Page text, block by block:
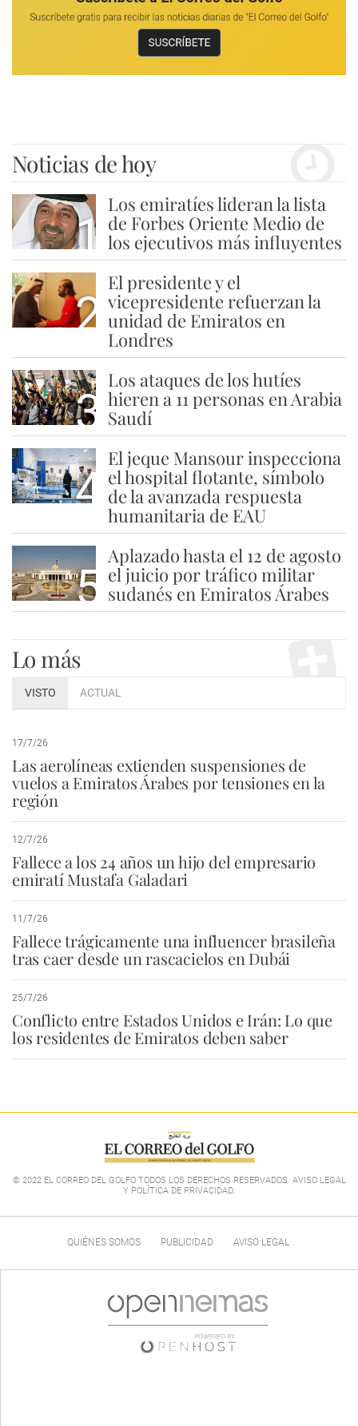
Noticias de hoy
1
Los emiratíes lideran la lista
de Forbes Oriente Medio de
los ejecutivos más influyentes
2
El presidente y el
vicepresidente refuerzan la
unidad de Emiratos en
Londres
3
Los ataques de los hutíes
hieren a 11 personas en Arabia
Saudí
4
El jeque Mansour inspecciona
el hospital flotante, símbolo
de la avanzada respuesta
humanitaria de EAU
5
Aplazado hasta el 12 de agosto
el juicio por tráfico militar
sudanés en Emiratos Árabes
Lo más
VISTO ACTUAL
17/7/26
Las aerolíneas extienden suspensiones de
vuelos a Emiratos Árabes por tensiones en la
región
12/7/26
Fallece a los 24 años un hijo del empresario
emiratí Mustafa Galadari
11/7/26
Fallece trágicamente una influencer brasileña
tras caer desde un rascacielos en Dubái
25/7/26
Conflicto entre Estados Unidos e Irán: Lo que
los residentes de Emiratos deben saber
© 2022 EL CORREO DEL GOLFO TODOS LOS DERECHOS RESERVADOS. AVISO LEGAL
Y POLÍTICA DE PRIVACIDAD.
QUIÉNES SOMOS PUBLICIDAD AVISO LEGAL